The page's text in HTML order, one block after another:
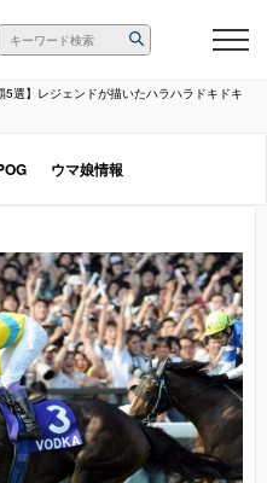
5選】レジェンドが描いたハラハラドキドキ
ウマ娘情報